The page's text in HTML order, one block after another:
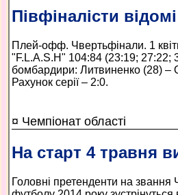
Півфіналісти відомі
Плей-офф. Чвертьфінали. 1
"F.L.A.S.H" 104:84 (23:19; 27:22;
бомбардири: Литвиненко (28) –
Рахунок серії – 2:0.
¤ Чемпіонат області
На старт 4 травня
Головні претенденти на звання